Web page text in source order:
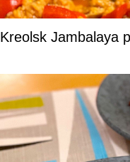
Kreolsk Jambalaya